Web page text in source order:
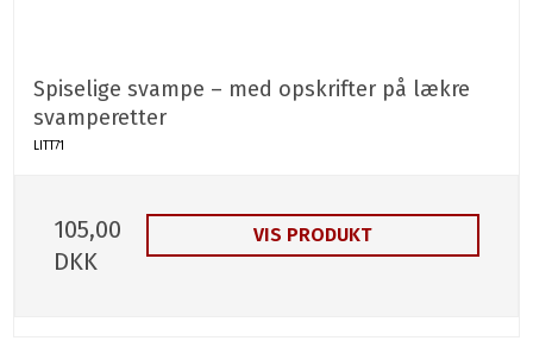
Spiselige svampe – med opskrifter på lækre
svamperetter
LITT71
105,00
DKK
VIS PRODUKT